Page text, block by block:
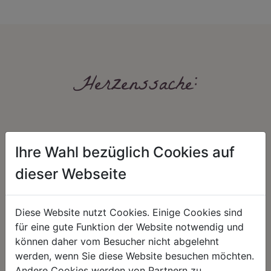
Herzenssache:
HARMONIE
Unser Sortiment steht für ein
positives Lebensgefühl. Wir
schenken natürliche, stilvolle
Momente für harmonische Stunden
zu Hause – den Ort, an dem
FAIRNESS
Nicht immer ist der günstigste Preis
auch ein guter Preis. Wir handeln
fair – im Hinblick auf unsere
Kalkulation, angemessene
Entlohnung und unsere
Ihre Wahl bezüglich Cookies auf
dieser Webseite
Diese Website nutzt Cookies. Einige Cookies sind
für eine gute Funktion der Website notwendig und
können daher vom Besucher nicht abgelehnt
werden, wenn Sie diese Website besuchen möchten.